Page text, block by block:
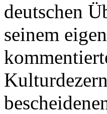
deutschen
seinem